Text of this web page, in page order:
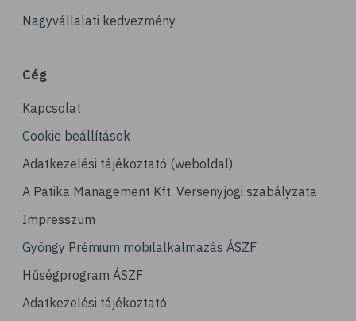
# gasztronómia
# megfázás
# influenza
# orrfolyás
# C-vitamin
# immunrendszer
# emésztőrendszer
# emésztési zavarok
Nagyvállalati kedvezmény
Cég
Kapcsolat
Cookie beállítások
Adatkezelési tájékoztató (weboldal)
A Patika Management Kft. Versenyjogi szabályzata
Impresszum
Gyöngy Prémium mobilalkalmazás ÁSZF
Hűségprogram ÁSZF
Adatkezelési tájékoztató